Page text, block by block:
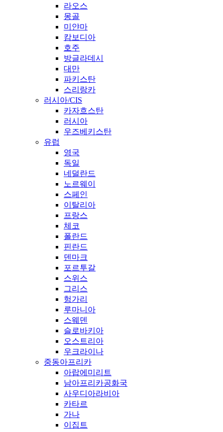
라오스
몽골
미얀마
캄보디아
호주
방글라데시
대만
파키스탄
스리랑카
러시아/CIS
카자흐스탄
러시아
우즈베키스탄
유럽
영국
독일
네덜란드
노르웨이
스페인
이탈리아
프랑스
체코
폴란드
핀란드
덴마크
포르투갈
스위스
그리스
헝가리
루마니아
스웨덴
슬로바키아
오스트리아
우크라이나
중동아프리카
아랍에미리트
남아프리카공화국
사우디아라비아
카타르
가나
이집트